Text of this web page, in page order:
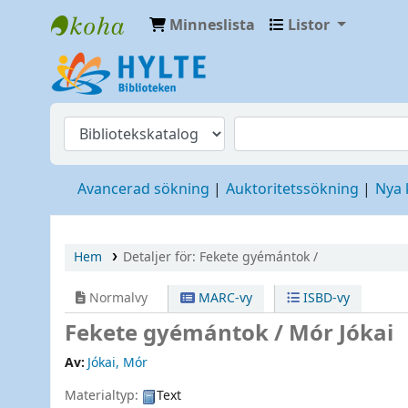
Hylte
Minneslista Listor
Avancerad sökning Auktoritetssökning
Hem Detaljer för: Fekete gyémántok /
Normalvy MARC-vy ISBD-vy
Fekete gyémántok / Mór Jókai
Av: Jókai, Mór
Materialtyp:
Text